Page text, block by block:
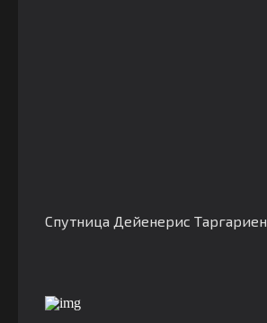
Спутница Дейенерис Таргариен